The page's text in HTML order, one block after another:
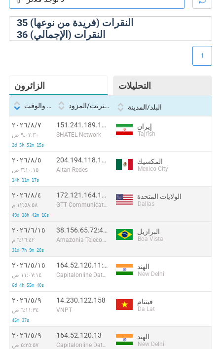
35 النقرات (فريدة من نوعها)
36 النقرات (الإجمالي)
الزائرون التحليلات
1
التاريخ والوقت بروتوكول الإنترنت/المزود البلد/المدينة
٧‏/٨‏/٢٠٢٦
٩:٠٢:٣٠ ص
2d 5h 52m 15s
151.241.189.121:38028
SHATEL Network
إيران
Tajrīsh
٥‏/٨‏/٢٠٢٦
٣:١٠:١٥ ص
14h 11m 17s
204.194.118.164:20833
Altan Redes
المكسيك
Mexico City
٤‏/٨‏/٢٠٢٦
١٢:٥٨:٥٨ م
49d 18h 42m 16s
172.121.164.113:56852
GTT Communications Inc.
الولايات المتحدة
Dallas
١٥‏/٦‏/٢٠٢٦
٦:١٦:٤٢ م
31d 7h 9m 28s
38.156.65.72:45274
Amazonia Telecomunicacoes Ltda
البرازيل
Boa Vista
١٥‏/٥‏/٢٠٢٦
١١:٠٧:١٤ ص
6d 4h 55m 40s
164.52.120.11:48783
Capitalonline Data Service (HK) Co
الهند
New Delhi
٩‏/٥‏/٢٠٢٦
٦:١١:٣٤ ص
45m 37s
14.230.122.158
VNPT
فيتنام
Da Lat
٩‏/٥‏/٢٠٢٦
٥:٢٥:٥٧ ص
164.52.120.13
Capitalonline Data Service (HK) Co
الهند
New Delhi